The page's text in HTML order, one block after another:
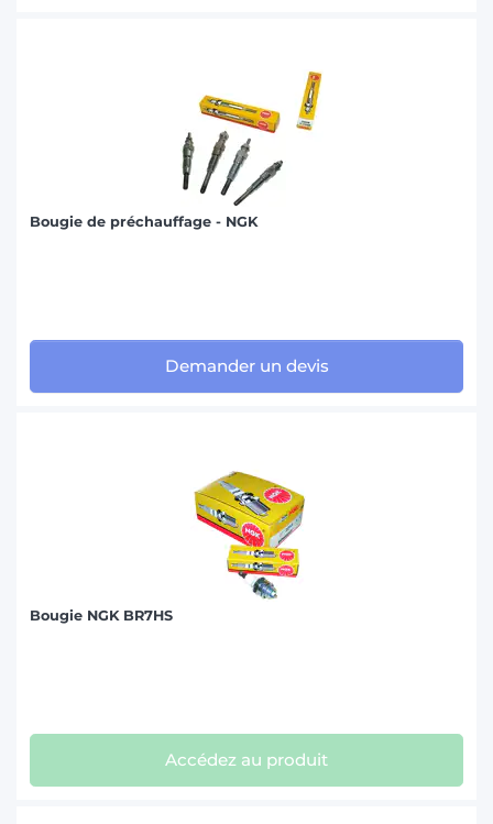
Bougie de préchauffage - NGK
Demander un devis
Bougie NGK BR7HS
Accédez au produit